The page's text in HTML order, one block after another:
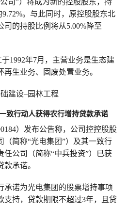
司”）将成为新的控股股东，持
。与此同时，原控股股东北
司的持股比例将从5.00%降至
1992年7月，主营业务是生态建
生业务、固废处置业务。
建设–园林工程
致行动人获得农行增持贷款承诺
）发布公告称，公司控控股股
（简称“光电集团”）及其一致行
任公司（简称“中兵投资”）已获
承诺。
承诺为光电集团的股票增持事项
支持，贷款期限不超过3年，且贷